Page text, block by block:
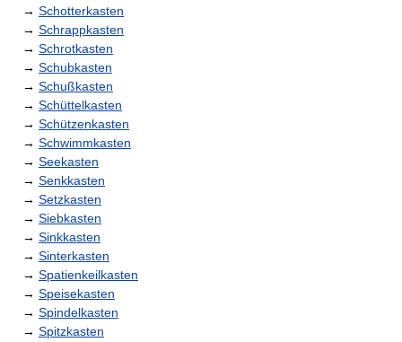
→ Schotterkasten
→ Schrappkasten
→ Schrotkasten
→ Schubkasten
→ Schußkasten
→ Schüttelkasten
→ Schützenkasten
→ Schwimmkasten
→ Seekasten
→ Senkkasten
→ Setzkasten
→ Siebkasten
→ Sinkkasten
→ Sinterkasten
→ Spatienkeilkasten
→ Speisekasten
→ Spindelkasten
→ Spitzkasten